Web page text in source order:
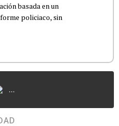
basada en un
policiaco, sin
...